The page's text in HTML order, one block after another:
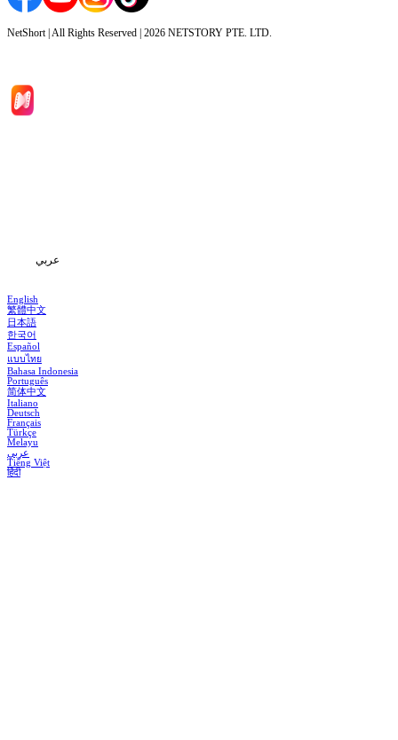
NetShort | All Rights Reserved | 2026 NETSTORY PTE. LTD.
عربي
English
繁體中文
日本語
한국어
Español
แบบไทย
Bahasa Indonesia
Português
简体中文
Italiano
Deutsch
Français
Türkçe
Melayu
عربي
Tiếng Việt
हिंदी